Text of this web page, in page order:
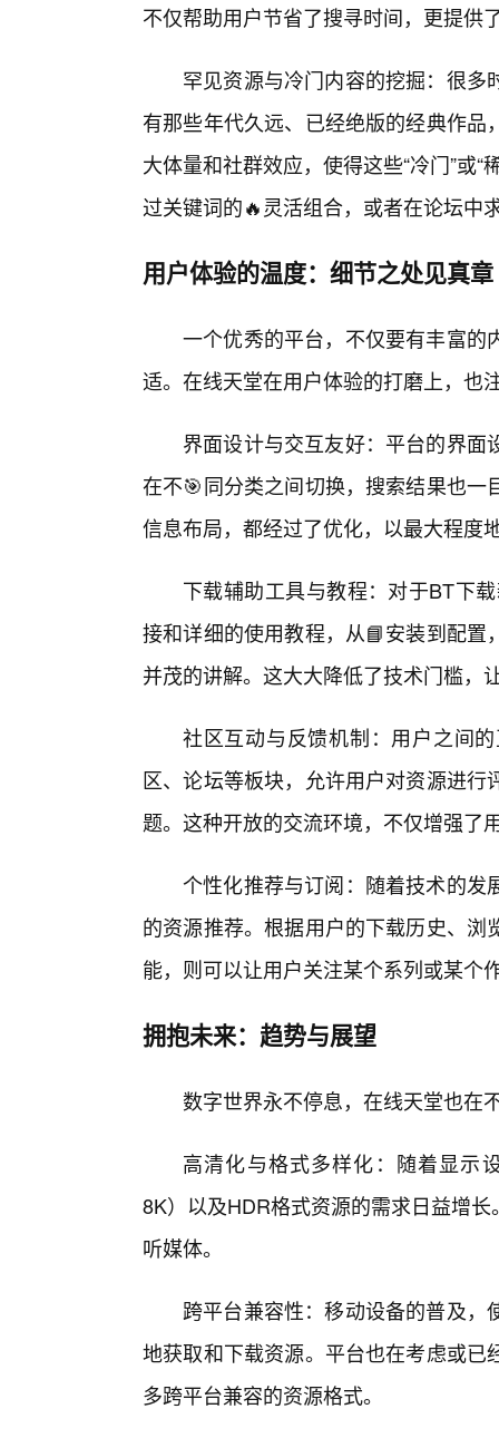
不仅帮助用户节省了搜寻时间，更提供
罕见资源与冷门内容的挖掘：很
有那些年代久远、已经绝版的经典作
大体量和社群效应，使得这些“冷门”或
过关键词的🔥灵活组合，或者在论坛中
用户体验的温度：细节之处见真章
一个优秀的平台，不仅要有丰富的
适。在线天堂在用户体验的打磨上，也
界面设计与交互友好：平台的界
在不🎯同分类之间切换，搜索结果也
信息布局，都经过了优化，以最大程度
下载辅助工具与教程：对于BT下
接和详细的使用教程，从📘安装到配
并茂的讲解。这大大降低了技术门槛，
社区互动与反馈机制：用户之间
区、论坛等板块，允许用户对资源进
题。这种开放的交流环境，不仅增强了
个性化推荐与订阅：随着技术的发
的资源推荐。根据用户的下载历史、
能，则可以让用户关注某个系列或某个
拥抱未来：趋势与展望
数字世界永不停息，在线天堂也在
高清化与格式多样化：随着显示
8K）以及HDR格式资源的需求日益增
听媒体。
跨平台兼容性：移动设备的普及
地获取和下载资源。平台也在考虑或
多跨平台兼容的资源格式。